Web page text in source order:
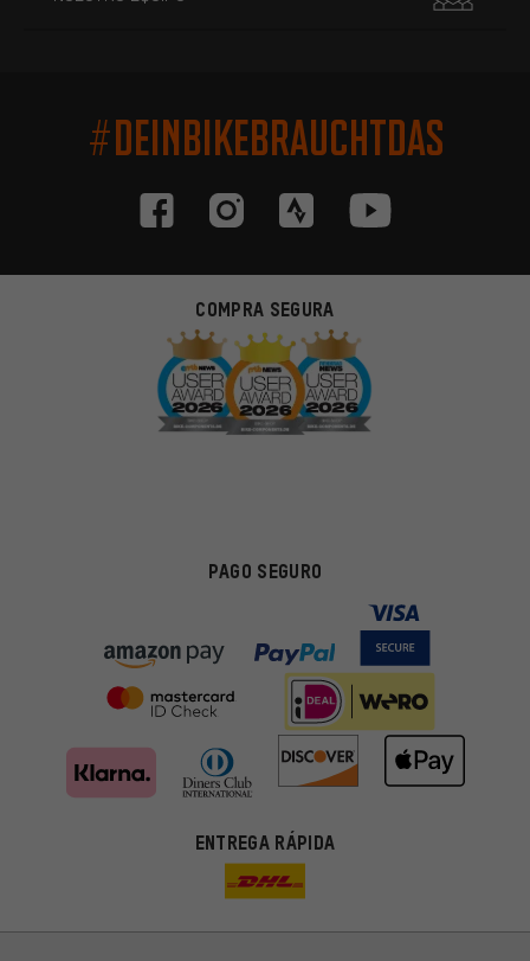
#DEINBIKEBRAUCHTDAS
COMPRA SEGURA
PAGO SEGURO
ENTREGA RÁPIDA